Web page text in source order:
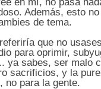
Además, esto
de tema.
que no
para oprimir,
ya sabes, ser malo
sacrificios, y la
no para la gente.